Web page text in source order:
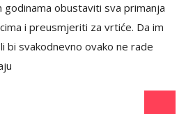
obustaviti sva primanja
i preusmjeriti za vrtiće. Da im
bi svakodnevno ovako ne rade